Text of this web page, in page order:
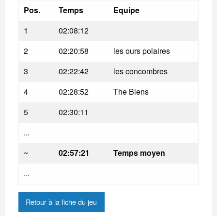
Pos. Temps
Equipe
1
02:08:12
2
02:20:58
les ours polaires
3
02:22:42
les concombres
4
02:28:52
The Blens
5
02:30:11
...
~
02:57:21
Temps moyen
...
Retour à la fiche du jeu